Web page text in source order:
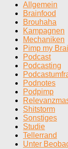
Allgemein
Brainfood
Brouhaha
Kampagnen
Mechaniken
Pimp my
Podcast
Podcasting
Podnotes
Podpimp
Shitstorm
Sonstiges
Studie
Tellerrand
Unter